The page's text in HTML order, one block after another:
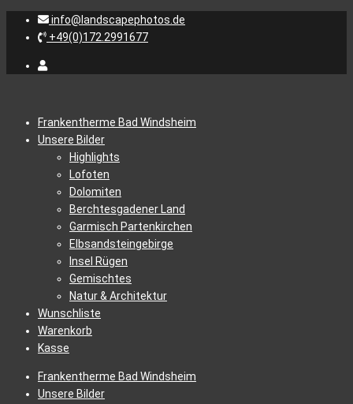
info@landscapephotos.de
+49(0)172.2991677
Frankentherme Bad Windsheim
Unsere Bilder
Highlights
Lofoten
Dolomiten
Berchtesgadener Land
Garmisch Partenkirchen
Elbsandsteingebirge
Insel Rügen
Gemischtes
Natur & Architektur
Wunschliste
Warenkorb
Kasse
Frankentherme Bad Windsheim
Unsere Bilder